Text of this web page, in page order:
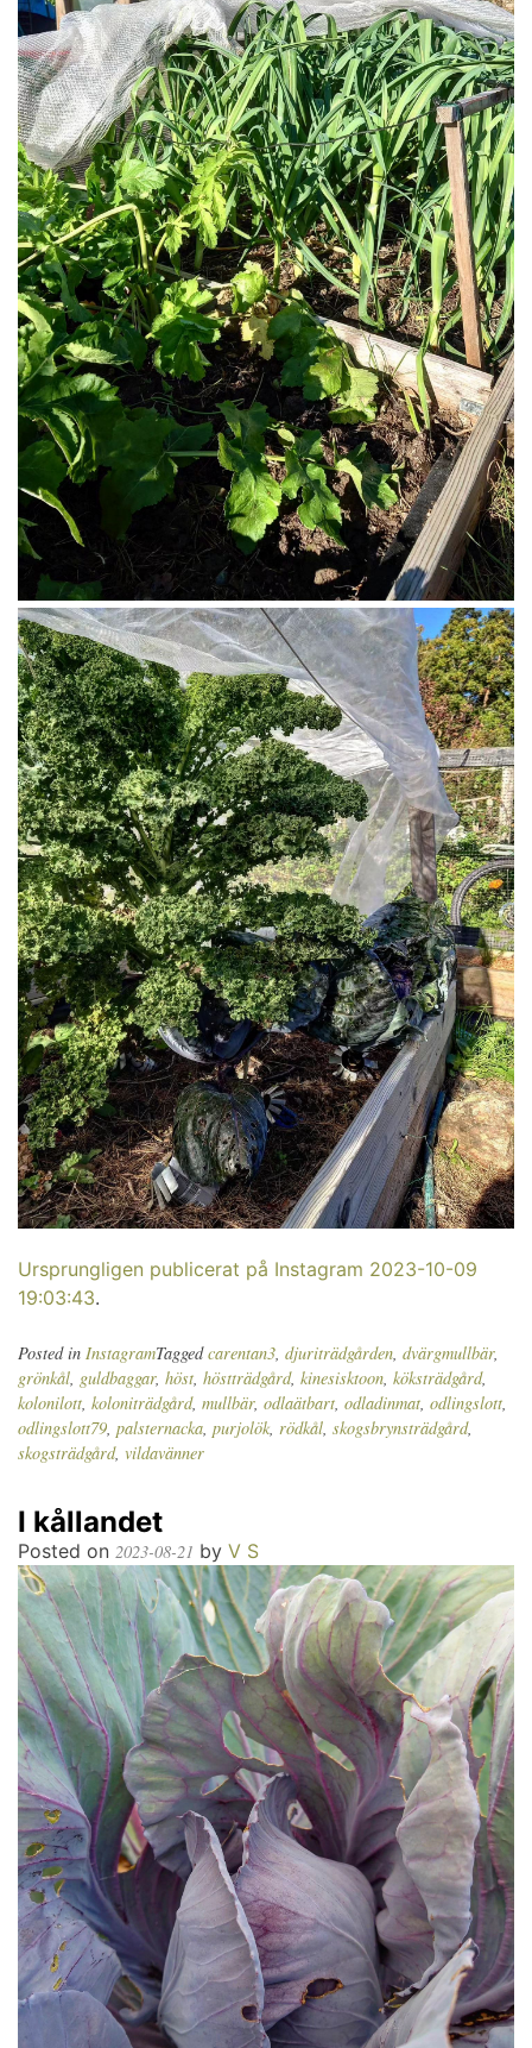
Ursprungligen publicerat på Instagram 2023-10-09
19:03:43.
Posted in InstagramTaggedcarentan3, djuriträdgården, dvärgmullbär,
grönkål, guldbaggar, höst, höstträdgård, kinesisktoon, köksträdgård,
kolonilott, koloniträdgård, mullbär, odlaätbart, odladinmat, odlingslott,
odlingslott79, palsternacka, purjolök, rödkål, skogsbrynsträdgård,
skogsträdgård, vildavänner
I kållandet
Posted on 2023-08-21 by V S